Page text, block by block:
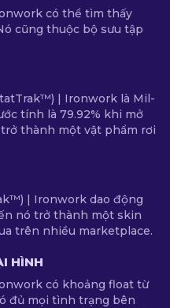
có thể tìm thấy
cũng thuộc bộ sưu tập
| Ironwork là Mil-
tính là 79.92% khi mở
thành một vật phẩm rơi
| Ironwork dao động
nó trở thành một skin
trên nhiều marketplace.
HÌNH
có khoảng float từ
đủ mọi tình trạng bên